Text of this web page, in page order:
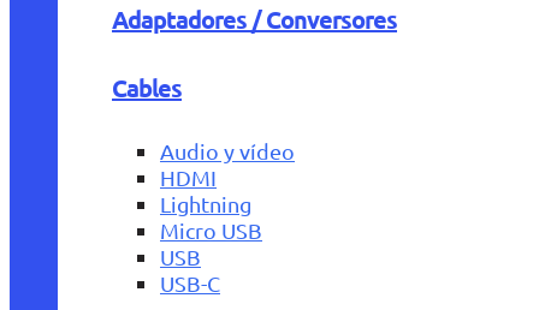
Adaptadores / Conversores
Cables
Audio y vídeo
HDMI
Lightning
Micro USB
USB
USB-C